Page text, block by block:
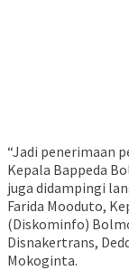
“Jadi penerimaan
Kepala Bappeda
juga didampingi
Farida Mooduto,
(Diskominfo)
Disnakertrans,
Mokoginta.